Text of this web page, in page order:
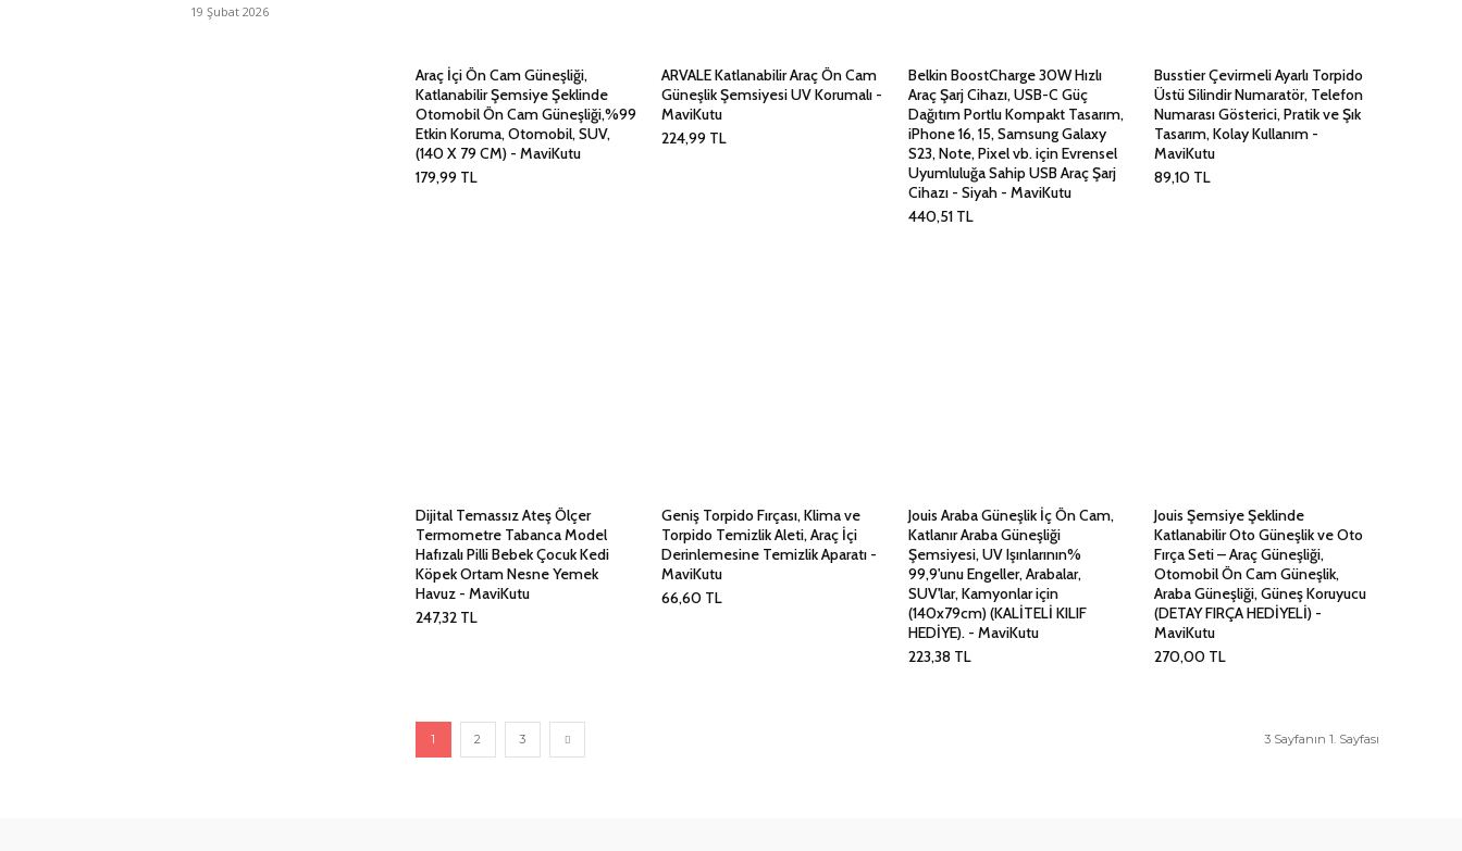
19 Şubat 2026
Araç İçi Ön Cam Güneşliği,
Katlanabilir Şemsiye Şeklinde
Otomobil Ön Cam Güneşliği,%99
Etkin Koruma, Otomobil, SUV,
(140 X 79 CM) - MaviKutu
179,99 TL
ARVALE Katlanabilir Araç Ön Cam
Güneşlik Şemsiyesi UV Korumalı -
MaviKutu
224,99 TL
Belkin BoostCharge 30W Hızlı
Araç Şarj Cihazı, USB-C Güç
Dağıtım Portlu Kompakt Tasarım,
iPhone 16, 15, Samsung Galaxy
S23, Note, Pixel vb. için Evrensel
Uyumluluğa Sahip USB Araç Şarj
Cihazı - Siyah - MaviKutu
440,51 TL
Busstier Çevirmeli Ayarlı Torpido
Üstü Silindir Numaratör, Telefon
Numarası Gösterici, Pratik ve Şık
Tasarım, Kolay Kullanım -
MaviKutu
89,10 TL
Dijital Temassız Ateş Ölçer
Termometre Tabanca Model
Hafızalı Pilli Bebek Çocuk Kedi
Köpek Ortam Nesne Yemek
Havuz - MaviKutu
247,32 TL
Geniş Torpido Fırçası, Klima ve
Torpido Temizlik Aleti, Araç İçi
Derinlemesine Temizlik Aparatı -
MaviKutu
66,60 TL
Jouis Araba Güneşlik İç Ön Cam,
Katlanır Araba Güneşliği
Şemsiyesi, UV Işınlarının%
99,9'unu Engeller, Arabalar,
SUV'lar, Kamyonlar için
(140x79cm) (KALİTELİ KILIF
HEDİYE). - MaviKutu
223,38 TL
Jouis Şemsiye Şeklinde
Katlanabilir Oto Güneşlik ve Oto
Fırça Seti – Araç Güneşliği,
Otomobil Ön Cam Güneşlik,
Araba Güneşliği, Güneş Koruyucu
(DETAY FIRÇA HEDİYELİ) -
MaviKutu
270,00 TL
1 2 3 3 Sayfanın 1. Sayfası